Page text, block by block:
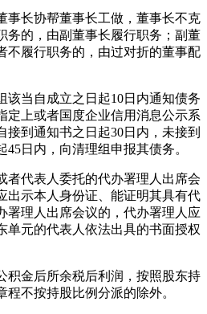
长协帮董事长工做，董事长不克
务的，由副董事长履行职务；副董
不履行职务的，由过对折的董事配
当自成立之日起10日内通知债务
定上或者国度企业信用消息公示系
接到通知书之日起30日内，未接到
日内，向清理组申报其债务。
代表人委托的代办署理人出席会
出示本人身份证、能证明其具有代
署理人出席会议的，代办署理人应
单元的代表人依法出具的书面授权
金后所余税后利润，按照股东持
不按持股比例分派的除外。